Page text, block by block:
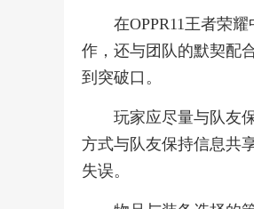
在OPPR11王者荣
作，还与团队的默契配
到突破口。
玩家应尽量与队友
方式与队友保持信息共
失误。